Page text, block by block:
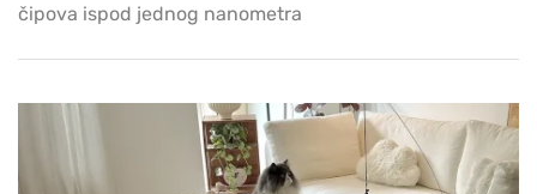
čipova ispod jednog nanometra